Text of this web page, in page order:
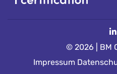
© 2026 | BM
Impressum